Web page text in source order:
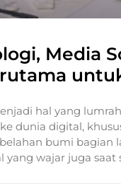
Media
hal yang
dunia digital,
bumi bagian
yang wajar juga